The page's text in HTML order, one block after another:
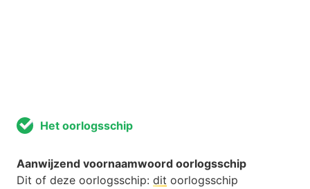
Het oorlogsschip
Aanwijzend voornaamwoord oorlogsschip
Dit of deze oorlogsschip: dit oorlogsschip